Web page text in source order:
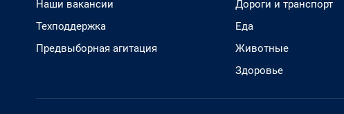
Наши вакансии
Техподдержка
Предвыборная агитация
Дороги и транспорт
Еда
Животные
Здоровье